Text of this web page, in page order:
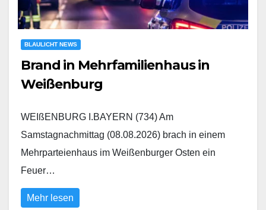
BLAULICHT NEWS
Brand in Mehrfamilienhaus in
Weißenburg
WEIßENBURG I.BAYERN (734) Am
Samstagnachmittag (08.08.2026) brach in einem
Mehrparteienhaus im Weißenburger Osten ein
Feuer…
Mehr lesen